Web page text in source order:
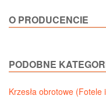
O PRODUCENCIE
PODOBNE
Krzesła obrotowe (Fotele